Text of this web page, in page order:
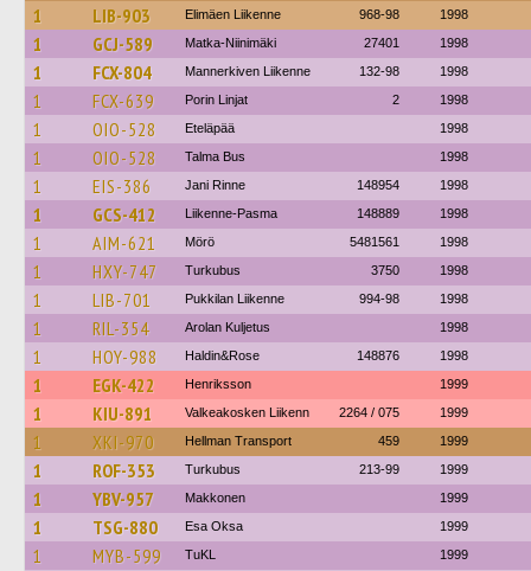
1 LIB-903 Elimäen Liikenne 968-98 1998
1 GCJ-589 Matka-Niinimäki 27401 1998
1 FCX-804 Mannerkiven Liikenne 132-98 1998
1 FCX-639 Porin Linjat 2 1998
1 OIO-528 Eteläpää 1998
1 OIO-528 Talma Bus 1998
1 EIS-386 Jani Rinne 148954 1998
1 GCS-412 Liikenne-Pasma 148889 1998
1 AIM-621 Mörö 5481561 1998
1 HXY-747 Turkubus 3750 1998
1 LIB-701 Pukkilan Liikenne 994-98 1998
1 RIL-354 Arolan Kuljetus 1998
1 HOY-988 Haldin&Rose 148876 1998
1 EGK-422 Henriksson 1999
1 KIU-891 Valkeakosken Liikenn 2264 / 075 1999
1 XKI-970 Hellman Transport 459 1999
1 ROF-353 Turkubus 213-99 1999
1 YBV-957 Makkonen 1999
1 TSG-880 Esa Oksa 1999
1 MYB-599 TuKL 1999